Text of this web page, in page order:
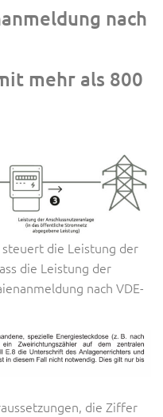
nach
mehr als 800
die Leistung der
die Leistung der
nach VDE-
die Ziffer